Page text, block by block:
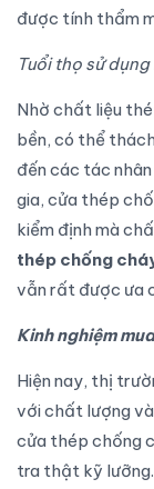
được tính thẩm
Tuổi thọ sử
Nhờ chất liệu
bền, có thể
đến các tác
gia, cửa thép
kiểm định mà
thép chống
vẫn rất được ưa
Kinh nghiệm
Hiện nay, thị
với chất lượng
cửa thép chống
tra thật kỹ